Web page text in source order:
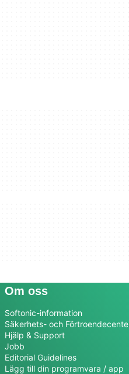
Om oss
Softonic-information
Säkerhets- och
Hjälp & Support
Jobb
Editorial Guidelines
Lägg till din programvara / app